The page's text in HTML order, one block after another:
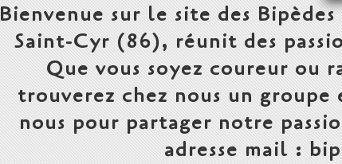
Bienvenue sur le site des
Saint-Cyr (86), réunit des
Que vous soyez coureur ou
trouverez chez nous un groupe
nous pour partager notre
adresse mail :